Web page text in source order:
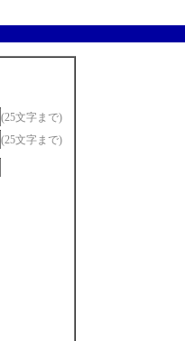
(25文字まで)
(25文字まで)